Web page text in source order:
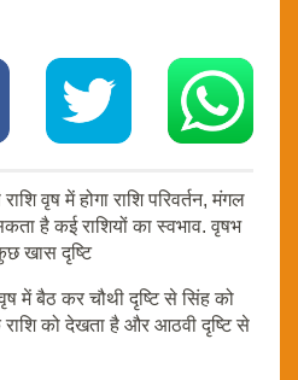
वृष में होगा राशि परिवर्तन, मंगल
है कई राशियों का स्वभाव. वृषभ
खास दृष्टि
में बैठ कर चौथी दृष्टि से सिंह को
राशि को देखता है और आठवी दृष्टि से